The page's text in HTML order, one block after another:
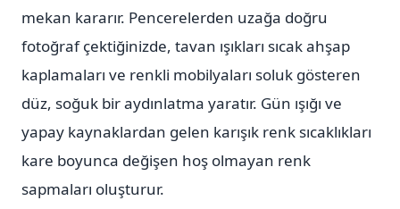
mekan kararır. Pencerelerden uzağa doğru
fotoğraf çektiğinizde, tavan ışıkları sıcak ahşap
kaplamaları ve renkli mobilyaları soluk gösteren
düz, soğuk bir aydınlatma yaratır. Gün ışığı ve
yapay kaynaklardan gelen karışık renk sıcaklıkları
kare boyunca değişen hoş olmayan renk
sapmaları oluşturur.